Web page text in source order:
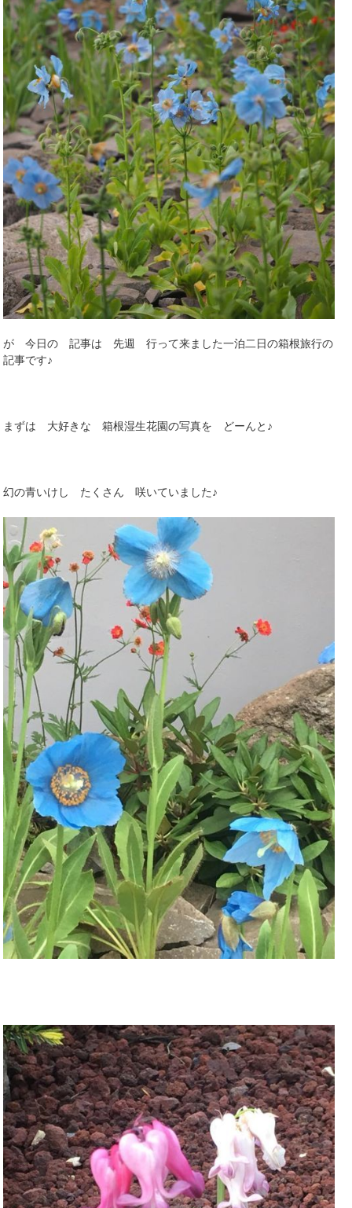
が 今日の 記事は 先週 行って来ました一泊二日の箱根旅行の
記事です♪
まずは 大好きな 箱根湿生花園の写真を どーんと♪
幻の青いけし たくさん 咲いていました♪